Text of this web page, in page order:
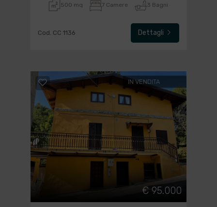
500 mq 7 Camere 3 Bagni
Cod. CC 1136 Dettagli
IN VENDITA
€ 95.000